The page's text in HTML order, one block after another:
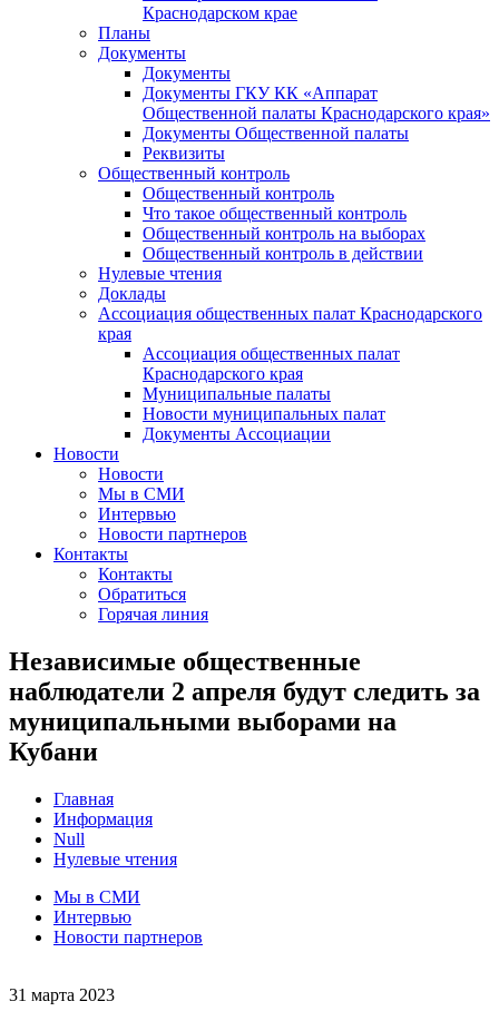
Краснодарском крае
Планы
Документы
Документы
Документы ГКУ КК «Аппарат
Общественной палаты Краснодарского края»
Документы Общественной палаты
Реквизиты
Общественный контроль
Общественный контроль
Что такое общественный контроль
Общественный контроль на выборах
Общественный контроль в действии
Нулевые чтения
Доклады
Ассоциация общественных палат Краснодарского
края
Ассоциация общественных палат
Краснодарского края
Муниципальные палаты
Новости муниципальных палат
Документы Ассоциации
Новости
Новости
Мы в СМИ
Интервью
Новости партнеров
Контакты
Контакты
Обратиться
Горячая линия
Независимые общественные
наблюдатели 2 апреля будут следить за
муниципальными выборами на
Кубани
Главная
Информация
Null
Нулевые чтения
Мы в СМИ
Интервью
Новости партнеров
31 марта 2023